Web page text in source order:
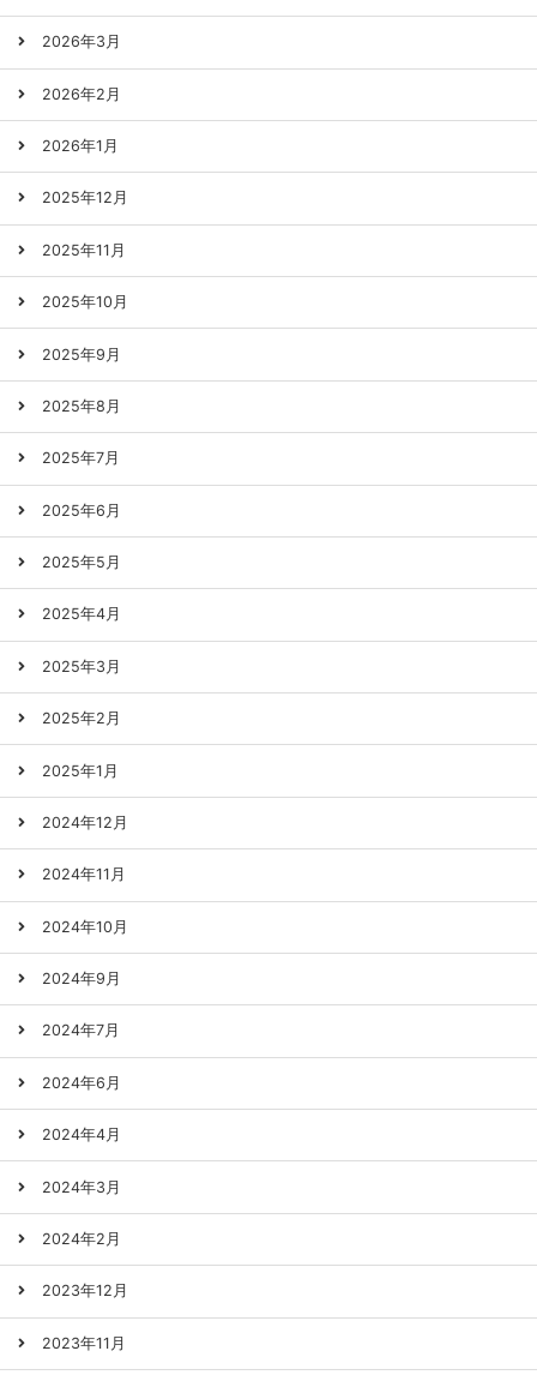
2026年3月
2026年2月
2026年1月
2025年12月
2025年11月
2025年10月
2025年9月
2025年8月
2025年7月
2025年6月
2025年5月
2025年4月
2025年3月
2025年2月
2025年1月
2024年12月
2024年11月
2024年10月
2024年9月
2024年7月
2024年6月
2024年4月
2024年3月
2024年2月
2023年12月
2023年11月